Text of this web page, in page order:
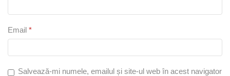
Email *
Salvează-mi numele, emailul și site-ul web în acest navigator